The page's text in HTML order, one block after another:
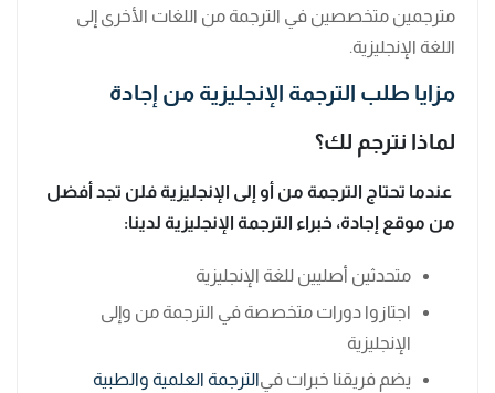
مترجمين متخصصين في الترجمة من اللغات الأخرى إلى
اللغة الإنجليزية.
مزايا طلب الترجمة الإنجليزية من إجادة
لماذا نترجم لك؟
عندما تحتاج الترجمة من أو إلى الإنجليزية فلن تجد أفضل
من موقع إجادة، خبراء الترجمة الإنجليزية لدينا:
متحدثين أصليين للغة الإنجليزية
اجتازوا دورات متخصصة في الترجمة من وإلى
الإنجليزية
يضم فريقنا خبرات فيالترجمة العلمية والطبية